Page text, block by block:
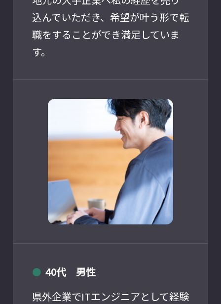
込んでいただき、希望が叶う形で転
職をすることができ満足していま
す。
● 40代 男性
県外企業でITエンジニアとして経験